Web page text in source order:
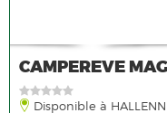
CAMPEREVE
Disponible à